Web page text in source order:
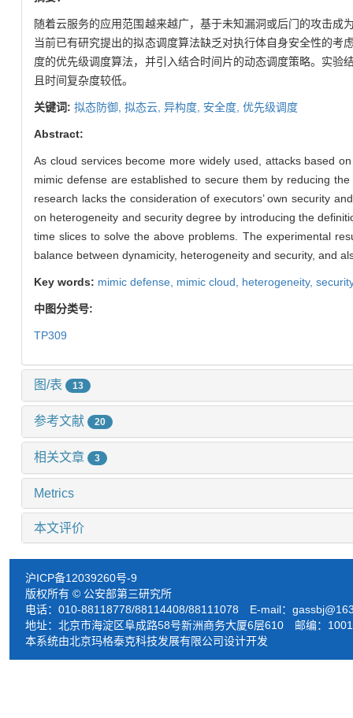
随着云服务的应用范围越来越广，基于未知漏洞或后门的攻击
当前已有研究提出的拟态调度算法缺乏对执行体自身安全性的
度的优先级调度算法，并引入结合时间片的动态调度策略。实
且时间复杂度较低。
关键词: 拟态防御, 拟态云, 异构度, 安全度, 优先级调度
Abstract:
As cloud services become more widely used, attacks based
mimic defense are established to secure them by reducing
research lacks the consideration of executors’ own security
on heterogeneity and security degree by introducing the
time slices to solve the above problems. The experimental
balance between dynamicity, heterogeneity and security, and
Key words: mimic defense, mimic cloud, heterogeneity,
中图分类号:
TP309
图/表 13
参考文献 20
相关文章 3
Metrics
本文评价
沪ICP备12039260号-9
版权所有 © 公安部第三研究所
电话：010-88118778/88114408/88111078 E-mail：
地址：北京市海淀区阜成路58号新洲商务大厦6层610 邮编：
本系统由北京玛格泰克科技发展有限公司设计开发